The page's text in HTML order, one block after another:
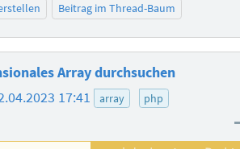
Beitrag im Thread-Baum
Array durchsuchen
17:41 array php